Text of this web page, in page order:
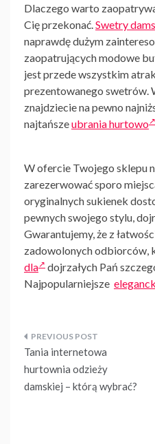
Dlaczego warto
Cię przekonać.Swetry
naprawdę dużym
zaopatrujących modowe
jest przede wszystkim
prezentowanego swetrów.
znajdziecie na pewno
najtańszeubrania hurtowo
W ofercie Twojego sklepu
zarezerwować sporo
oryginalnych sukienek
pewnych swojego stylu,
Gwarantujemy, że z
zadowolonych odbiorców,
dla
dojrzałych Pań
Najpopularniejsze
Nawigacja
wpisu
Tania internetowa
hurtownia odzieży
damskiej – którą wybrać?